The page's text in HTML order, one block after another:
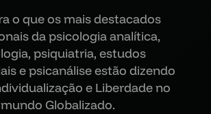
o que os mais destacados
da psicologia analítica,
psiquiatria, estudos
e psicanálise estão dizendo
e Liberdade no
mundo Globalizado.